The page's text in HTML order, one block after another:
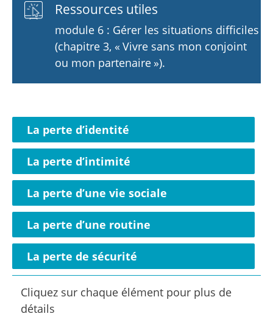
Ressources utiles
module 6 : Gérer les situations difficiles
(chapitre 3, « Vivre sans mon conjoint
ou mon partenaire »).
La perte d’identité
La perte d’intimité
La perte d’une vie sociale
La perte d’une routine
La perte de sécurité
Cliquez sur chaque élément pour plus de
détails